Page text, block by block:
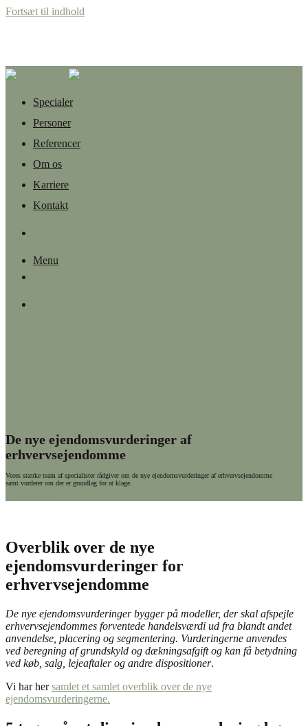
Fortsæt til indhold
Specialer
Personer
Referencer
Om os
Karriere
Kontakt
Menu
De nye ejendomsvurderinger af
erhvervsejendomme
Vores stærke team af specialister rådgiver om de nye ejendomsvurderinger af erhvervsejendomme
samt vurderer om der er grundlag for at klage.
Overblik over de nye
ejendomsvurderinger for
erhvervsejendomme
De nye ejendomsvurderinger bygger på modeller, der skal afspejle
erhvervsejendommes forventede handelsværdi ud fra blandt andet
anvendelse, placering og segmentering. Vurderingerne anvendes
ved beregning af grundskyld og dækningsafgift og kan få betydning
ved køb, salg, lejeaftaler og andre dispositioner.
Vi har hersamlet et samlet overblik over de nye
ejendomsvurderingerne.